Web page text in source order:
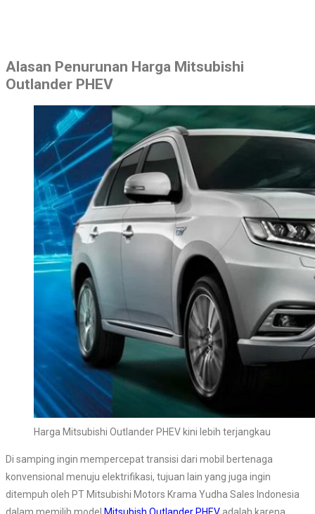
Alasan Penurunan Harga Mitsubishi
Outlander PHEV
Harga Mitsubishi Outlander PHEV kini lebih terjangkau
Di samping ingin mempercepat transisi dari mobil bertenaga
konvensional menuju elektrifikasi, tujuan lain yang juga ingin
ditempuh oleh PT Mitsubishi Motors Krama Yudha Sales Indonesia